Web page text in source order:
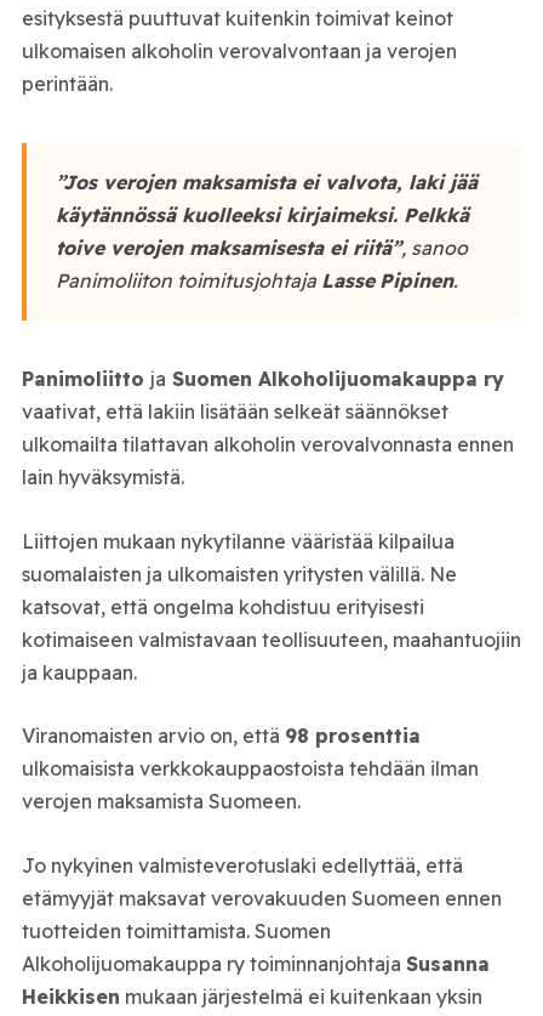
esityksestä puuttuvat kuitenkin toimivat keinot
ulkomaisen alkoholin verovalvontaan ja verojen
perintään.
”Jos verojen maksamista ei valvota, laki jää
käytännössä kuolleeksi kirjaimeksi. Pelkkä
toive verojen maksamisesta ei riitä”, sanoo
Panimoliiton toimitusjohtaja Lasse Pipinen.
Panimoliitto ja Suomen Alkoholijuomakauppa ry
vaativat, että lakiin lisätään selkeät säännökset
ulkomailta tilattavan alkoholin verovalvonnasta ennen
lain hyväksymistä.
Liittojen mukaan nykytilanne vääristää kilpailua
suomalaisten ja ulkomaisten yritysten välillä. Ne
katsovat, että ongelma kohdistuu erityisesti
kotimaiseen valmistavaan teollisuuteen, maahantuojiin
ja kauppaan.
Viranomaisten arvio on, että 98 prosenttia
ulkomaisista verkkokauppaostoista tehdään ilman
verojen maksamista Suomeen.
Jo nykyinen valmisteverotuslaki edellyttää, että
etämyyjät maksavat verovakuuden Suomeen ennen
tuotteiden toimittamista. Suomen
Alkoholijuomakauppa ry toiminnanjohtaja Susanna
Heikkisen mukaan järjestelmä ei kuitenkaan yksin